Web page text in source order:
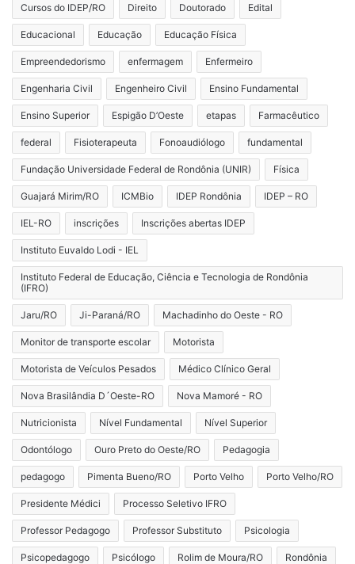
Cursos do IDEP/RO Direito Doutorado Edital
Educacional Educação Educação Física
Empreendedorismo enfermagem Enfermeiro
Engenharia Civil Engenheiro Civil Ensino Fundamental
Ensino Superior Espigão D’Oeste etapas Farmacêutico
federal Fisioterapeuta Fonoaudiólogo fundamental
Fundação Universidade Federal de Rondônia (UNIR) Física
Guajará Mirim/RO ICMBio IDEP Rondônia IDEP – RO
IEL-RO inscrições Inscrições abertas IDEP
Instituto Euvaldo Lodi - IEL
Instituto Federal de Educação, Ciência e Tecnologia de Rondônia
(IFRO)
Jaru/RO Ji-Paraná/RO Machadinho do Oeste - RO
Monitor de transporte escolar Motorista
Motorista de Veículos Pesados Médico Clínico Geral
Nova Brasilândia D´Oeste-RO Nova Mamoré - RO
Nutricionista Nível Fundamental Nível Superior
Odontólogo Ouro Preto do Oeste/RO Pedagogia
pedagogo Pimenta Bueno/RO Porto Velho Porto Velho/RO
Presidente Médici Processo Seletivo IFRO
Professor Pedagogo Professor Substituto Psicologia
Psicopedagogo Psicólogo Rolim de Moura/RO Rondônia